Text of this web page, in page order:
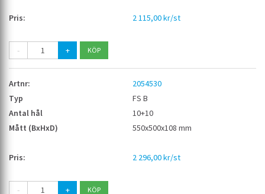
2 115,00 kr/st
- +
2054530
FS B
10+10
550x500x108 mm
2 296,00 kr/st
- +